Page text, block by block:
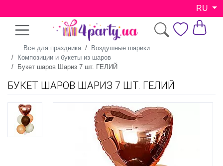
RU
Все для праздника
Воздушные шарики
Композиции и букеты из шаров
Букет шаров Шариз 7 шт. ГЕЛИЙ
БУКЕТ ШАРОВ ШАРИЗ 7 ШТ. ГЕЛИЙ